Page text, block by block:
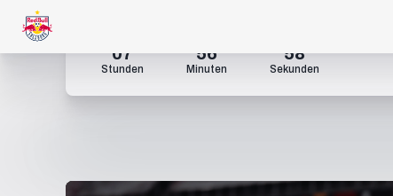
07
Stunden
56
Minuten
57
Sekunden